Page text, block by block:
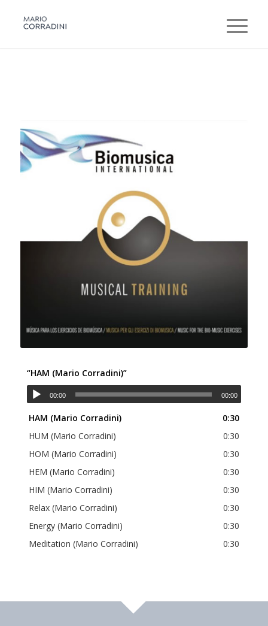
“HAM (Mario Corradini)”
00:00 00:00
HAM (Mario Corradini)
0:30
HUM (Mario Corradini)
0:30
HOM (Mario Corradini)
0:30
HEM (Mario Corradini)
0:30
HIM (Mario Corradini)
0:30
Relax (Mario Corradini)
0:30
Energy (Mario Corradini)
0:30
Meditation (Mario Corradini)
0:30